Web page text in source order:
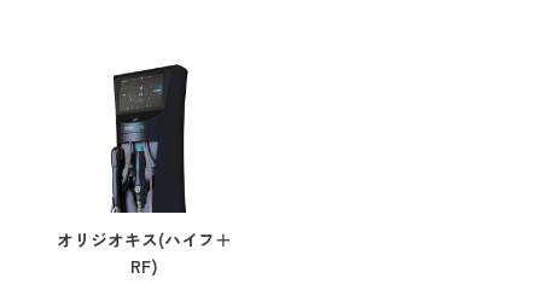
オリジオキス(ハイフ＋
RF)